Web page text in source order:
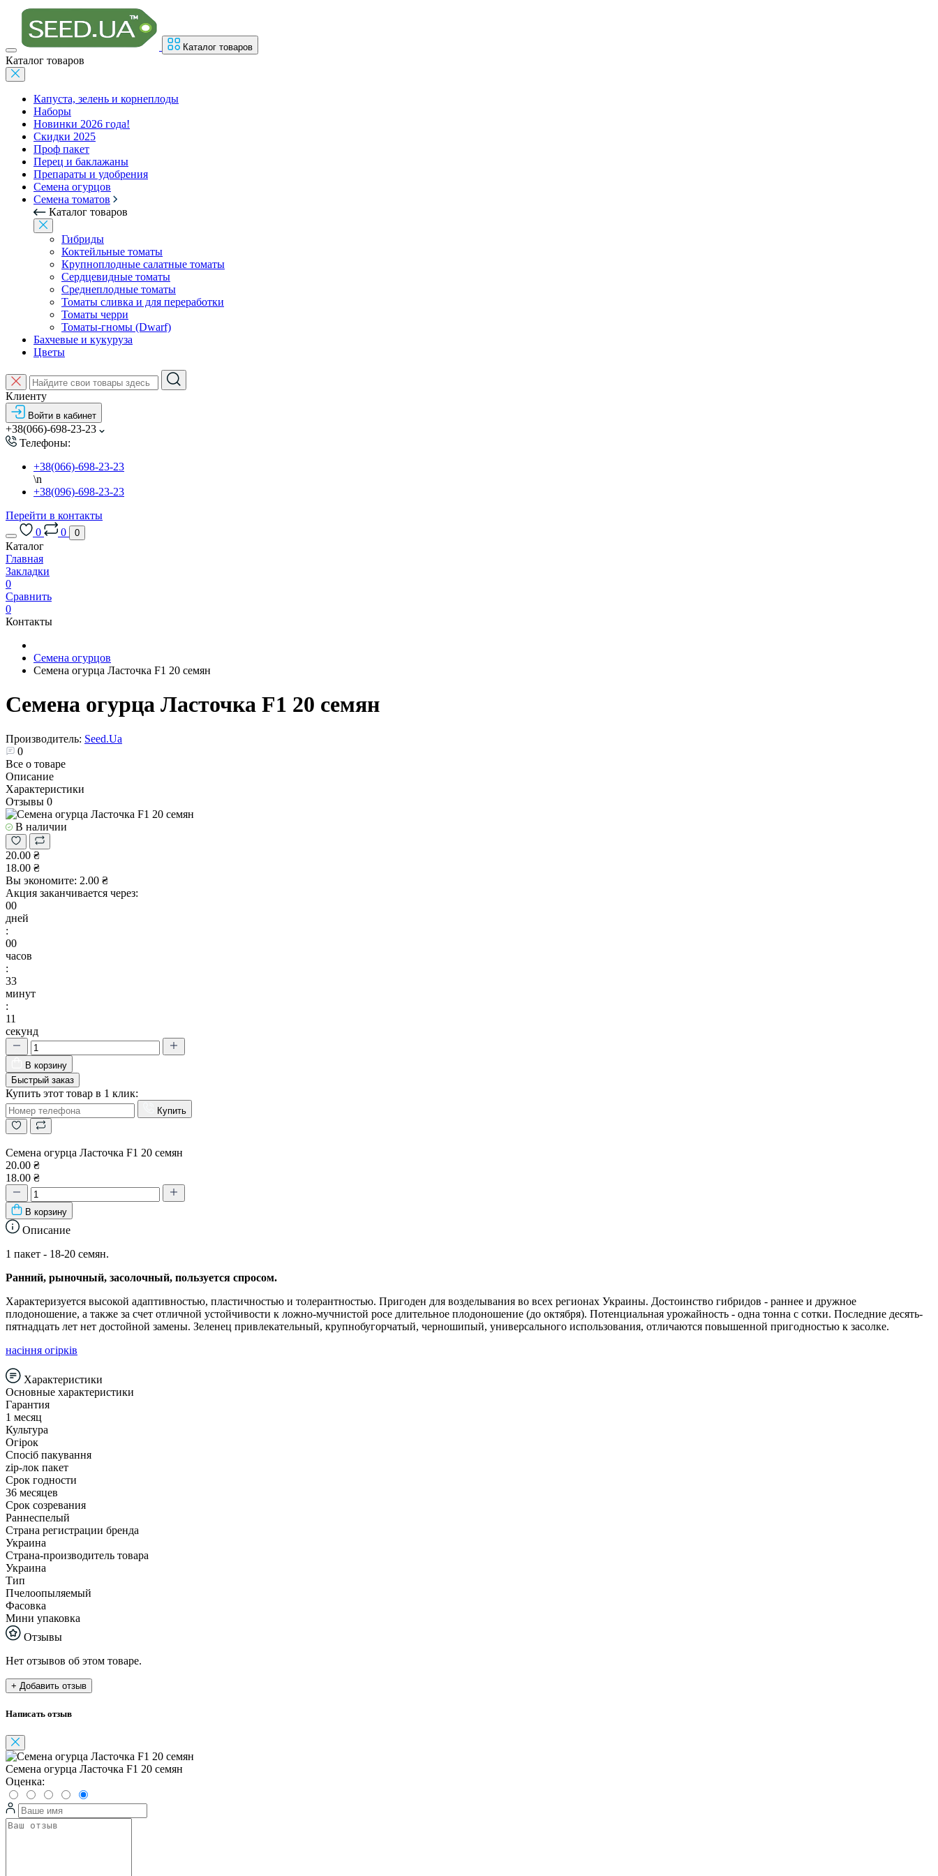
Каталог товаров
Каталог товаров
Капуста, зелень и корнеплоды
Наборы
Новинки 2026 года!
Скидки 2025
Проф пакет
Перец и баклажаны
Препараты и удобрения
Семена огурцов
Семена томатов
Каталог товаров
Гибриды
Коктейльные томаты
Крупноплодные салатные томаты
Сердцевидные томаты
Среднеплодные томаты
Томаты сливка и для переработки
Томаты черри
Томаты-гномы (Dwarf)
Бахчевые и кукуруза
Цветы
Клиенту
Войти в кабинет
+38(066)-698-23-23
Телефоны:
+38(066)-698-23-23
\n
+38(096)-698-23-23
Перейти в контакты
0
0 0
Каталог
Главная
Закладки
0
Сравнить
0
Контакты
Семена огурцов
Семена огурца Ласточка F1 20 семян
Семена огурца Ласточка F1 20 семян
Производитель: Seed.Ua
0
Все о товаре
Описание
Характеристики
Отзывы 0
В наличии
20.00 ₴
18.00 ₴
Вы экономите: 2.00 ₴
Акция заканчивается через:
00
дней
:
00
часов
:
33
минут
:
10
секунд
В корзину
Быстрый заказ
Купить этот товар в 1 клик:
Купить
Семена огурца Ласточка F1 20 семян
20.00 ₴
18.00 ₴
В корзину
Описание
1 пакет - 18-20 семян.
Ранний, рыночный, засолочный, пользуется спросом.
Характеризуется высокой адаптивностью, пластичностью и толерантностью. Пригоден для возделывания во всех регионах Украины. Достоинство гибридов - раннее и дружное
плодоношение, а также за счет отличной устойчивости к ложно-мучнистой росе длительное плодоношение (до октября). Потенциальная урожайность - одна тонна с сотки. Последние десять-
пятнадцать лет нет достойной замены. Зеленец привлекательный, крупнобугорчатый, черношипый, универсального использования, отличаются повышенной пригодностью к засолке.
насіння огірків
Характеристики
Основные характеристики
Гарантия
1 месяц
Культура
Огірок
Спосіб пакування
zip-лок пакет
Срок годности
36 месяцев
Срок созревания
Раннеспелый
Страна регистрации бренда
Украина
Страна-производитель товара
Украина
Тип
Пчелоопыляемый
Фасовка
Мини упаковка
Отзывы
Нет отзывов об этом товаре.
+ Добавить отзыв
Написать отзыв
Семена огурца Ласточка F1 20 семян
Оценка: